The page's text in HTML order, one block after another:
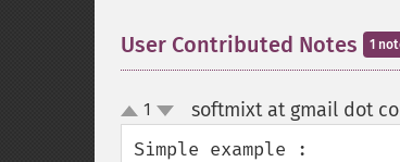
User Contributed Notes 1
up
down
1 softmixt at gmail dot
Simple example :